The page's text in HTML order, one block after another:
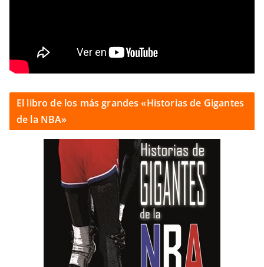
El libro de los más grandes «Historias de Gigantes
de la NBA»